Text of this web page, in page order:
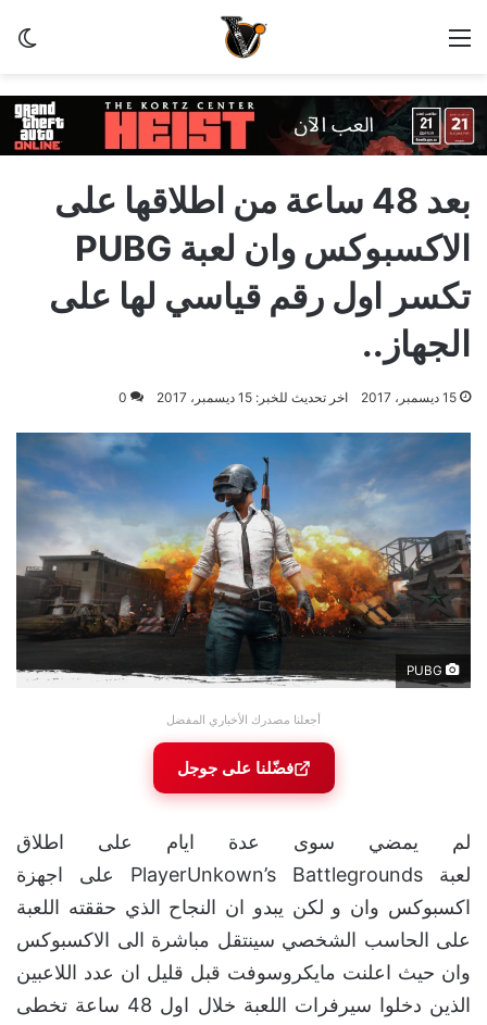
القائمة
بعد 48 ساعة من اطلاقها على
الاكسبوكس وان لعبة PUBG
تكسر اول رقم قياسي لها على
الجهاز..
15 ديسمبر، 2017 اخر تحديث للخبر: 15 ديسمبر، 2017 0
أجعلنا مصدرك الأخباري المفضل
فضّلنا على جوجل
لم يمضي سوى عدة ايام على اطلاق
لعبة PlayerUnkown’s Battlegrounds على اجهزة
اكسبوكس وان و لكن يبدو ان النجاح الذي حققته اللعبة
على الحاسب الشخصي سينتقل مباشرة الى الاكسبوكس
وان حيث اعلنت مايكروسوفت قبل قليل ان عدد اللاعبين
الذين دخلوا سيرفرات اللعبة خلال اول 48 ساعة تخطى